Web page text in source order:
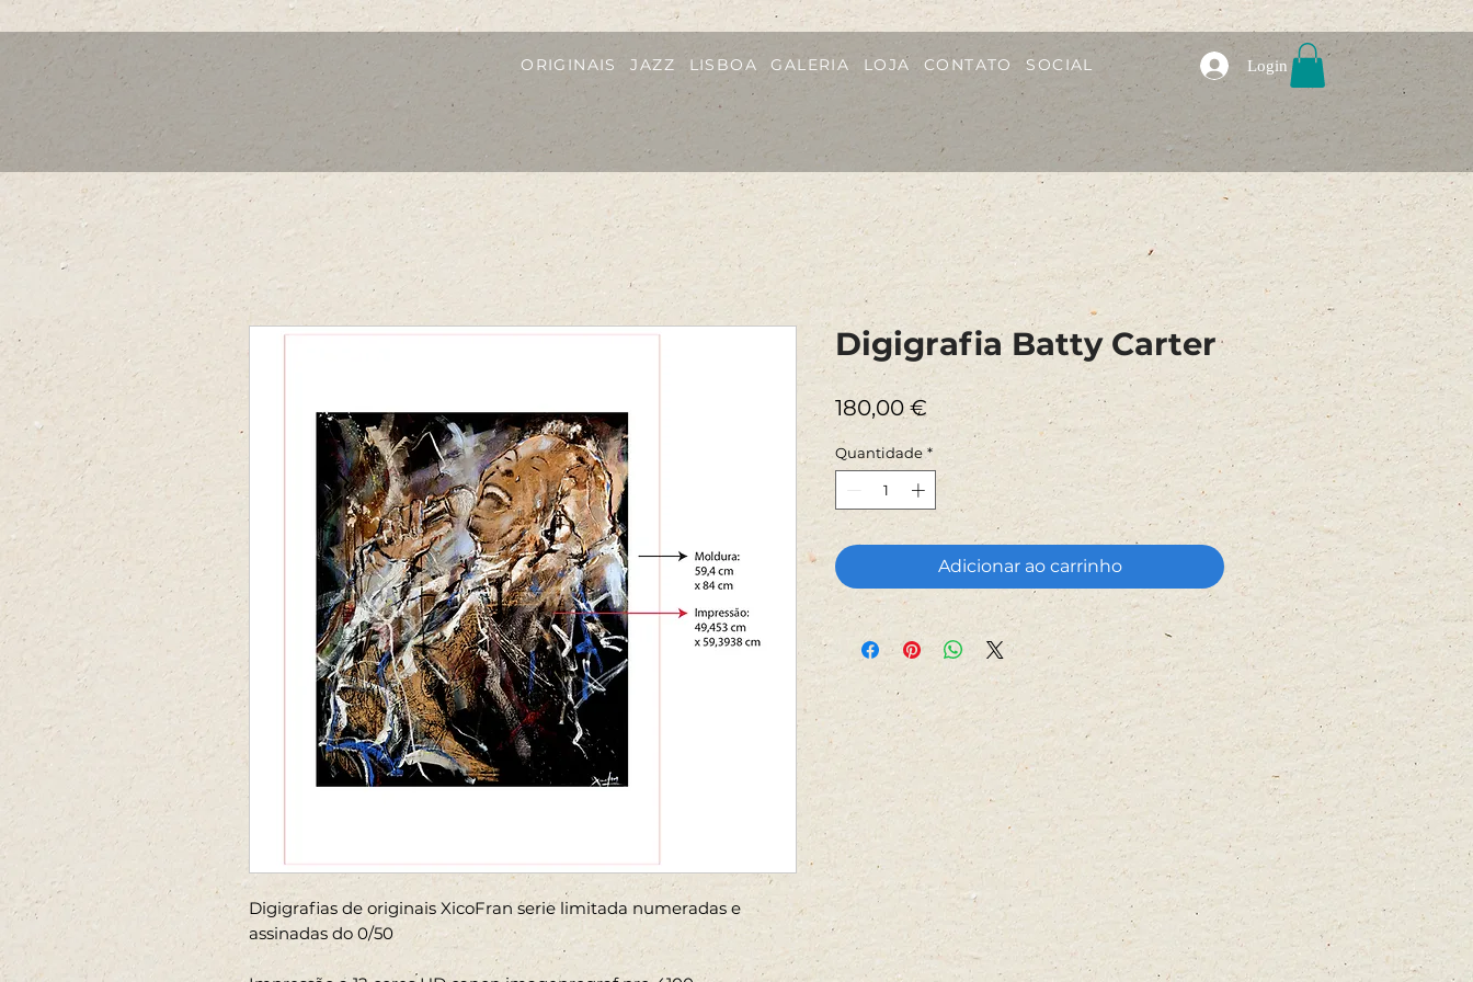
Login
ORIGINAIS JAZZ LISBOA GALERIA LOJA CONTATO SOCIAL
Digigrafias de originais XicoFran serie limitada numeradas e
assinadas do 0/50
Digigrafia Batty Carter
180,00 €Preço
Quantidade *
Adicionar ao carrinho